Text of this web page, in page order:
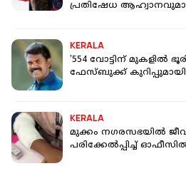
പ്രതിഷേധ
KERALA
'554 വോട്ടിന് മുകളില്‍
ഫേസ്ബുക്ക് കുറിപ്പുമായി
KERALA
മുക്കം നഗരസഭയില്‍
പരിക്കേല്‍പ്പിച്ച്